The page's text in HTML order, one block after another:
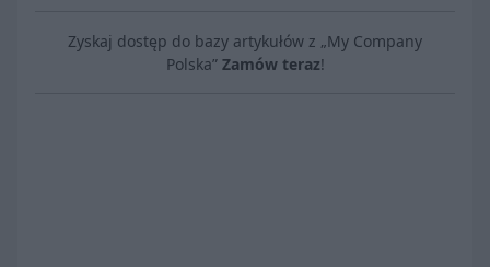
Zyskaj dostęp do bazy artykułów z „My Company
Polska” Zamów teraz!